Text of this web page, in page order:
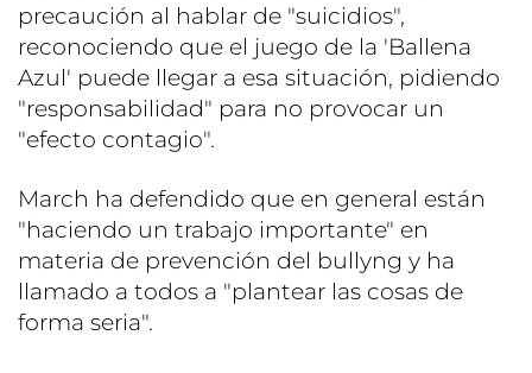
precaución al hablar de "suicidios",
reconociendo que el juego de la 'Ballena
Azul' puede llegar a esa situación, pidiendo
"responsabilidad" para no provocar un
"efecto contagio".
March ha defendido que en general están
"haciendo un trabajo importante" en
materia de prevención del bullyng y ha
llamado a todos a "plantear las cosas de
forma seria".